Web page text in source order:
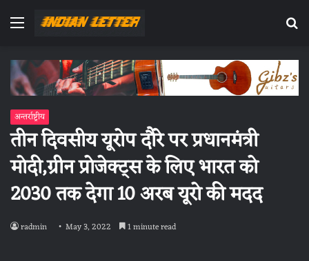
Menu
अन्तर्राष्ट्रीय
तीन दिवसीय यूरोप दौरे पर प्रधानमंत्री
मोदी,ग्रीन प्रोजेक्ट्स के लिए भारत को
2030 तक देगा 10 अरब यूरो की मदद
radmin May 3, 2022 1 minute read